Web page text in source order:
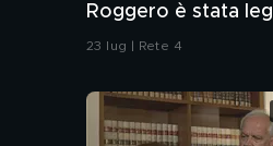
Roggero è stata
difesa"
23 lug | Rete 4